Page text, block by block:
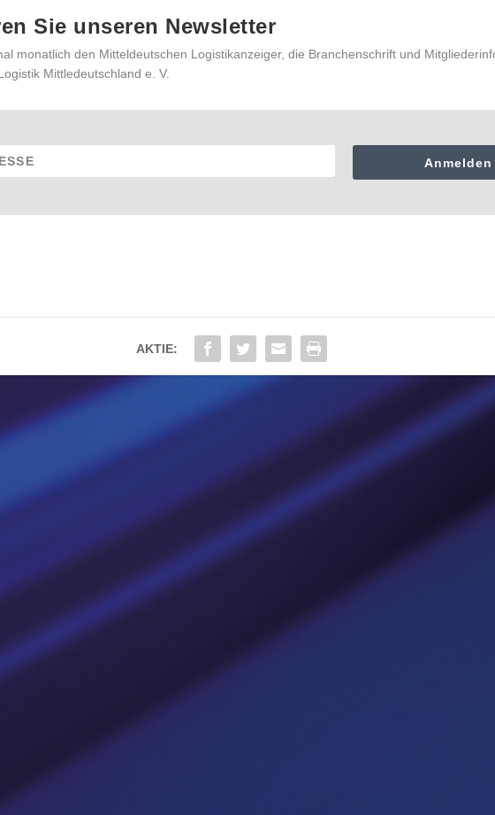
Sie unseren Newsletter
monatlich den Mitteldeutschen Logistikanzeiger, die Branchenschrift und
Mittledeutschland e. V.
Anmelden
AKTIE: